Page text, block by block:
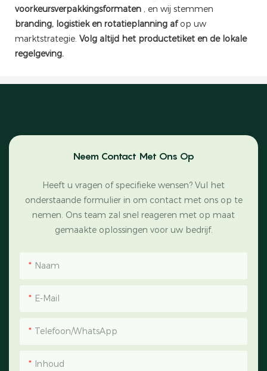
voorkeursverpakkingsformaten , en wij stemmen
branding, logistiek en rotatieplanning afop uw
marktstrategie. Volg altijd het productetiket en de lokale
regelgeving.
Neem Contact Met Ons Op
Heeft u vragen of specifieke wensen? Vul het
onderstaande formulier in om contact met ons op te
nemen. Ons team zal snel reageren met op maat
gemaakte oplossingen voor uw bedrijf.
Naam
E-Mail
Telefoon/WhatsApp
Inhoud